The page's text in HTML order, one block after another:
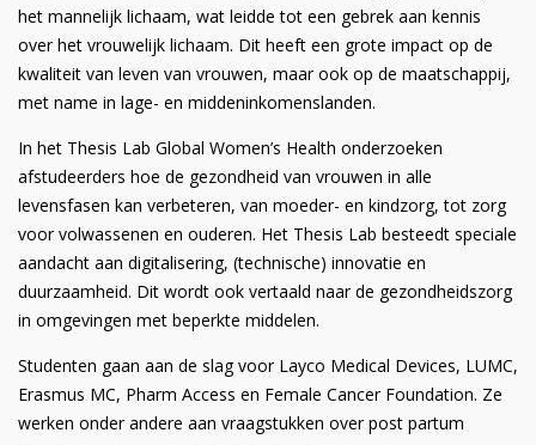
het mannelijk lichaam, wat leidde tot een gebrek aan kennis
over het vrouwelijk lichaam. Dit heeft een grote impact op de
kwaliteit van leven van vrouwen, maar ook op de maatschappij,
met name in lage- en middeninkomenslanden.
In het Thesis Lab Global Women’s Health onderzoeken
afstudeerders hoe de gezondheid van vrouwen in alle
levensfasen kan verbeteren, van moeder- en kindzorg, tot zorg
voor volwassenen en ouderen. Het Thesis Lab besteedt speciale
aandacht aan digitalisering, (technische) innovatie en
duurzaamheid. Dit wordt ook vertaald naar de gezondheidszorg
in omgevingen met beperkte middelen.
Studenten gaan aan de slag voor Layco Medical Devices, LUMC,
Erasmus MC, Pharm Access en Female Cancer Foundation. Ze
werken onder andere aan vraagstukken over post partum